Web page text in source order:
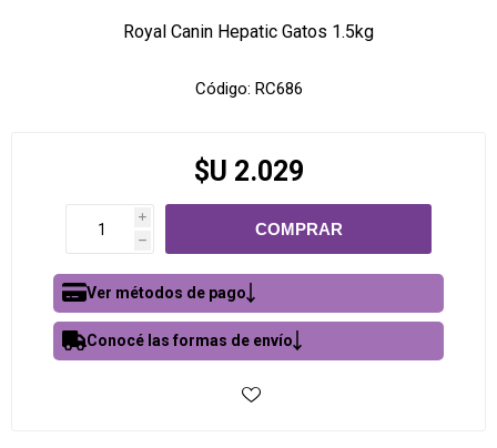
Royal Canin Hepatic Gatos 1.5kg
Código: RC686
$U 2.029
i
h
Ver métodos de pago
Conocé las formas de envío